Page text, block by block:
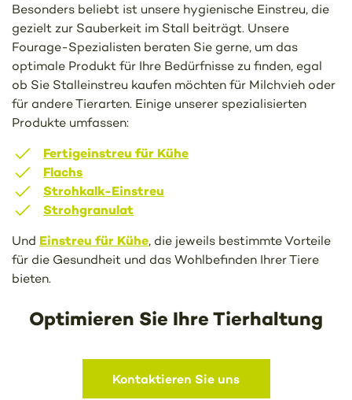
Besonders beliebt ist unsere hygienische Einstreu, die
gezielt zur Sauberkeit im Stall beiträgt. Unsere
Fourage-Spezialisten beraten Sie gerne, um das
optimale Produkt für Ihre Bedürfnisse zu finden, egal
ob Sie Stalleinstreu kaufen möchten für Milchvieh oder
für andere Tierarten. Einige unserer spezialisierten
Produkte umfassen:
Fertigeinstreu für Kühe
Flachs
Strohkalk-Einstreu
Strohgranulat
Und Einstreu für Kühe, die jeweils bestimmte Vorteile
für die Gesundheit und das Wohlbefinden Ihrer Tiere
bieten.
Optimieren Sie Ihre Tierhaltung
Kontaktieren Sie uns